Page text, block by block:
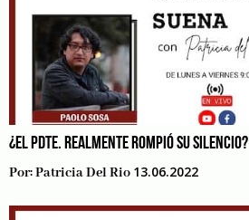
¿EL PDTE. REALMENTE ROMPIÓ SU SILENCIO?
Por:Patricia Del Rio 13.06.2022